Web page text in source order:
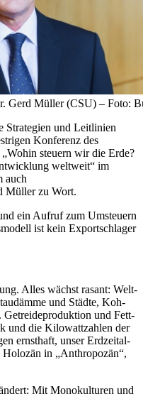
Gerd Müller (CSU) – Foto:
Strategien und Leitlinien
Konferenz des
steuern wir die Erde?
weltweit“ im
auch
Müller zu Wort.
ein Aufruf zum Umsteuern
ist kein Exportschlager
Al­les wächst ra­sant: Welt­
und Städ­te, Koh­
Ge­trei­de­pro­duk­ti­on und Fett­
und die Ki­lo­watt­zah­len der
ernst­haft, un­ser Erd­zeit­al­
in „An­thro­po­zän“,
Mit Mo­no­kul­tu­ren und